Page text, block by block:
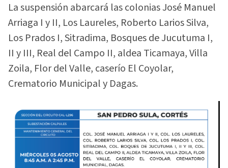
La suspensión abarcará las colonias José Manuel
Arriaga I y II, Los Laureles, Roberto Larios Silva,
Los Prados I, Sitradima, Bosques de Jucutuma I,
II y III, Real del Campo II, aldea Ticamaya, Villa
Zoila, Flor del Valle, caserío El Coyolar,
Crematorio Municipal y Dagas.